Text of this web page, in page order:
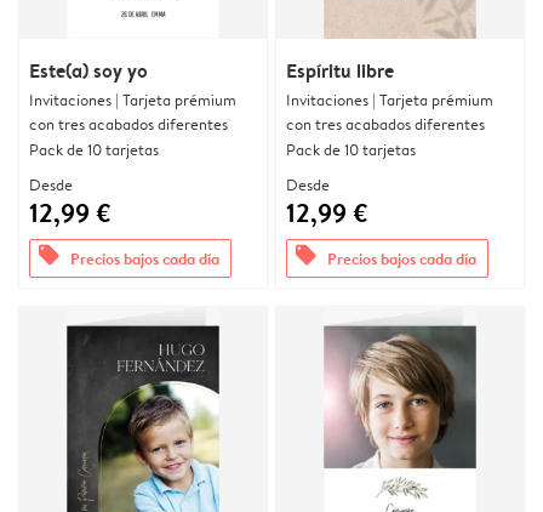
Este(a) soy yo
Invitaciones | Tarjeta prémium
con tres acabados diferentes
Pack de 10 tarjetas
Desde
12,99 €
offers Precios bajos cada día
Espíritu libre
Invitaciones | Tarjeta prémium
con tres acabados diferentes
Pack de 10 tarjetas
Desde
12,99 €
offers Precios bajos cada día